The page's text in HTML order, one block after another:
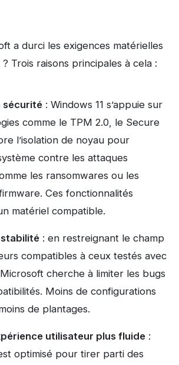
a durci les exigences matérielles
? Trois raisons principales à cela :
sécurité : Windows 11 s’appuie sur
comme le TPM 2.0, le Secure
l’isolation de noyau pour
contre les attaques
les ransomwares ou les
Ces fonctionnalités
matériel compatible.
: en restreignant le champ
compatibles à ceux testés avec
cherche à limiter les bugs
Moins de configurations
de plantages.
utilisateur plus fluide :
optimisé pour tirer parti des